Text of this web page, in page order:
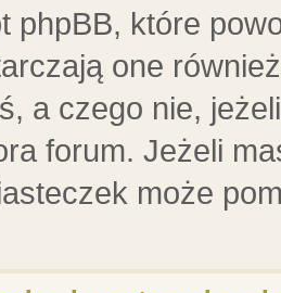
phpBB, które
one
a czego nie,
forum. Jeżeli
może